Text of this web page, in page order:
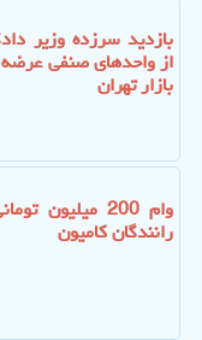
بازدید سرزده وزیر
از واحدهای صنفی عرضه
بازار تهران
وام 200 میلیون
رانندگان کامیون